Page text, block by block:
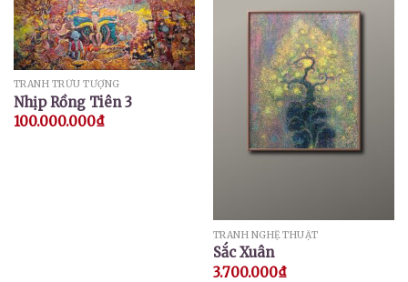
TRANH TRỪU TƯỢNG
Nhịp Rồng Tiên 3
100.000.000₫
TRANH NGHỆ THUẬT
Sắc Xuân
3.700.000₫